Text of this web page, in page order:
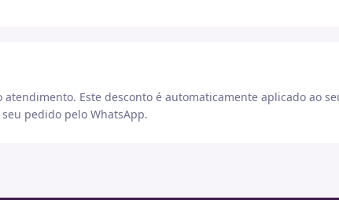
Este desconto é automaticamente aplicado ao
pedido pelo WhatsApp.